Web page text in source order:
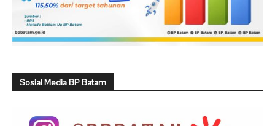
Sosial Media BP Batam